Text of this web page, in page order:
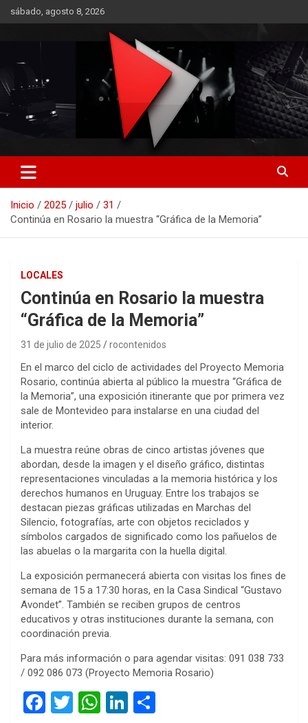
Saltar
al
sábado, agosto 8, 2026
RO CONTENIDOS
Inicio 2025 julio
31
Continúa en Rosario la muestra “Gráfica de la Memoria”
LOCALES
Continúa en Rosario la muestra
“Gráfica de la Memoria”
31 de julio de 2025 rocontenidos
En el marco del ciclo de actividades del Proyecto Memoria
Rosario, continúa abierta al público la muestra “Gráfica de
la Memoria”, una exposición itinerante que por primera vez
sale de Montevideo para instalarse en una ciudad del
interior.
La muestra reúne obras de cinco artistas jóvenes que
abordan, desde la imagen y el diseño gráfico, distintas
representaciones vinculadas a la memoria histórica y los
derechos humanos en Uruguay. Entre los trabajos se
destacan piezas gráficas utilizadas en Marchas del
Silencio, fotografías, arte con objetos reciclados y
símbolos cargados de significado como los pañuelos de
las abuelas o la margarita con la huella digital.
La exposición permanecerá abierta con visitas los fines de
semana de 15 a 17:30 horas, en la Casa Sindical “Gustavo
Avondet”. También se reciben grupos de centros
educativos y otras instituciones durante la semana, con
coordinación previa.
Para más información o para agendar visitas: 091 038 733
/ 092 086 073 (Proyecto Memoria Rosario)
F
T
W Li